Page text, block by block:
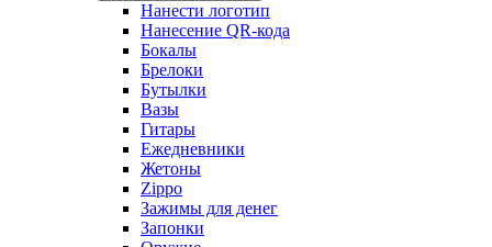
Нанести логотип
Нанесение QR-кода
Бокалы
Брелоки
Бутылки
Вазы
Гитары
Ежедневники
Жетоны
Zippo
Зажимы для денег
Запонки